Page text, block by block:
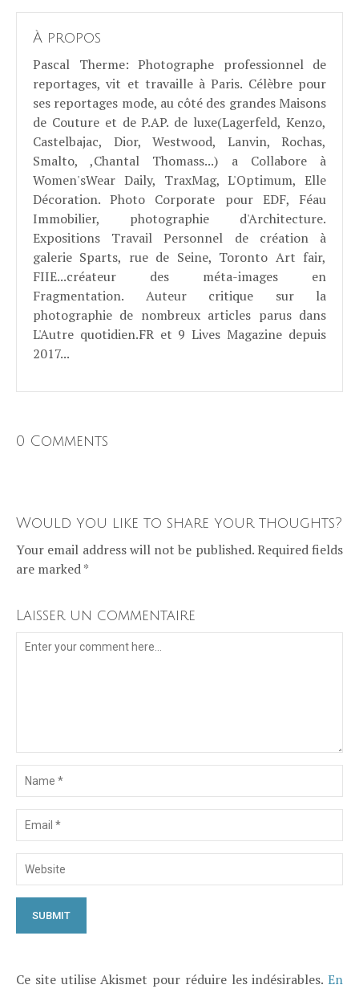
À propos
Pascal Therme: Photographe professionnel de
reportages, vit et travaille à Paris. Célèbre pour
ses reportages mode, au côté des grandes Maisons
de Couture et de P.AP. de luxe(Lagerfeld, Kenzo,
Castelbajac, Dior, Westwood, Lanvin, Rochas,
Smalto, ,Chantal Thomass...) a Collabore à
Women'sWear Daily, TraxMag, L'Optimum, Elle
Décoration. Photo Corporate pour EDF, Féau
Immobilier, photographie d'Architecture.
Expositions Travail Personnel de création à
galerie Sparts, rue de Seine, Toronto Art fair,
FIIE...créateur des méta-images en
Fragmentation. Auteur critique sur la
photographie de nombreux articles parus dans
L'Autre quotidien.FR et 9 Lives Magazine depuis
2017...
0 Comments
Would you like to share your thoughts?
Your email address will not be published. Required fields
are marked *
Laisser un commentaire
Ce site utilise Akismet pour réduire les indésirables. En